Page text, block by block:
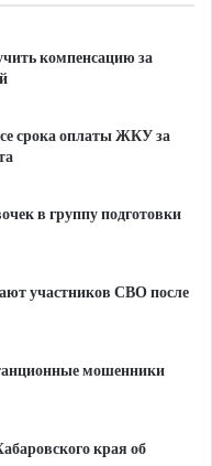
компенсацию за
срока оплаты ЖКУ за
в группу подготовки
участников СВО после
мошенники
края об